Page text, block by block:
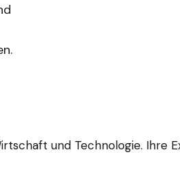
und Technologie. Ihre